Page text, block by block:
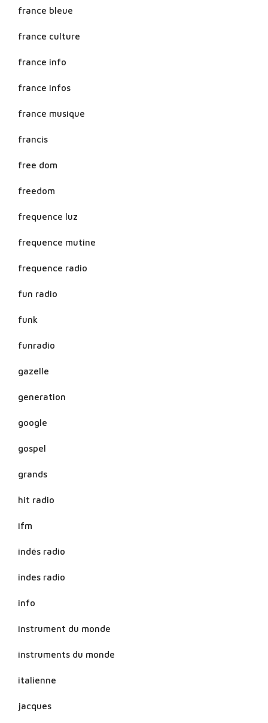
france bleue
france culture
france info
france infos
france musique
francis
free dom
freedom
frequence luz
frequence mutine
frequence radio
fun radio
funk
funradio
gazelle
generation
google
gospel
grands
hit radio
ifm
indés radio
indes radio
info
instrument du monde
instruments du monde
italienne
jacques